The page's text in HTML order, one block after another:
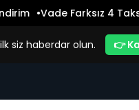
Vade Farksız 4
siz haberdar olun. 👉